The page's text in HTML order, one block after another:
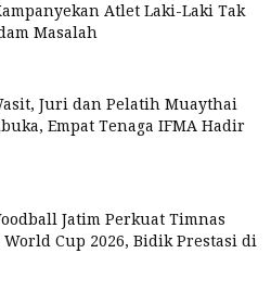
Atlet Laki-Laki Tak
Masalah
Juri dan Pelatih Muaythai
Empat Tenaga IFMA Hadir
Jatim Perkuat Timnas
Cup 2026, Bidik Prestasi di